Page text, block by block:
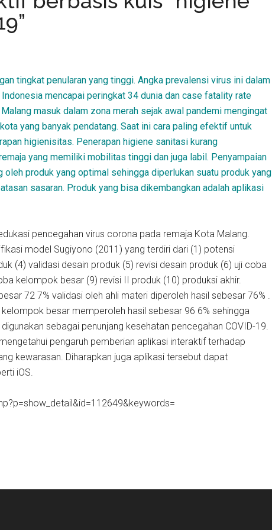
tingkat penularan yang tinggi. Angka prevalensi virus ini dalam
mencapai peringkat 34 dunia dan case fatality rate
masuk dalam zona merah sejak awal pandemi mengingat
yang banyak pendatang. Saat ini cara paling efektif untuk
higienisitas. Penerapan higiene sanitasi kurang
yang memiliki mobilitas tinggi dan juga labil. Penyampaian
produk yang optimal sehingga diperlukan suatu produk yang
sasaran. Produk yang bisa dikembangkan adalah aplikasi
pencegahan virus corona pada remaja Kota Malang.
model Sugiyono (2011) yang terdiri dari (1) potensi
(4) validasi desain produk (5) revisi desain produk (6) uji coba
kelompok besar (9) revisi II produk (10) produksi akhir.
72 7% validasi oleh ahli materi diperoleh hasil sebesar 76% .
besar memperoleh hasil sebesar 96 6% sehingga
sebagai penunjang kesehatan pencegahan COVID-19.
pengaruh pemberian aplikasi interaktif terhadap
kewarasan. Diharapkan juga aplikasi tersebut dapat
iOS.